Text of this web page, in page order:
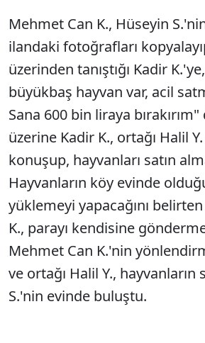
Mehmet Can K., Hüseyin S.'nin
ilandaki fotoğrafları
üzerinden tanıştığı Kadir
büyükbaş hayvan var, acil
Sana 600 bin liraya
üzerine Kadir K., ortağı Halil
konuşup, hayvanları satın
Hayvanların köy evinde
yüklemeyi yapacağını
K., parayı kendisine
Mehmet Can K.'nin
ve ortağı Halil Y., hayvanların
S.'nin evinde buluştu.